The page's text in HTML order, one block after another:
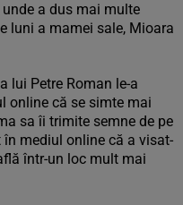
a dus mai multe
luni a mamei sale, Mioara
lui Petre Roman le-a
online că se simte mai
sa îi trimite semne de pe
mediul online că a visat-
într-un loc mult mai